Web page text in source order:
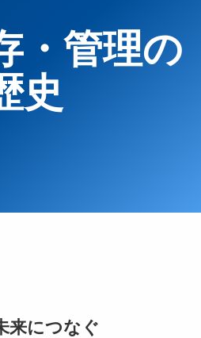
・管理の
史
来につなぐ